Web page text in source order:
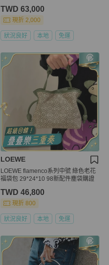
TWD 63,000
現折 2,000
狀況良好 本地 免運
LOEWE
LOEWE flamenco系列中號 綠色老花
福袋包 29*24*10 98新配件塵袋購證
TWD 46,800
現折 800
狀況良好 本地 免運